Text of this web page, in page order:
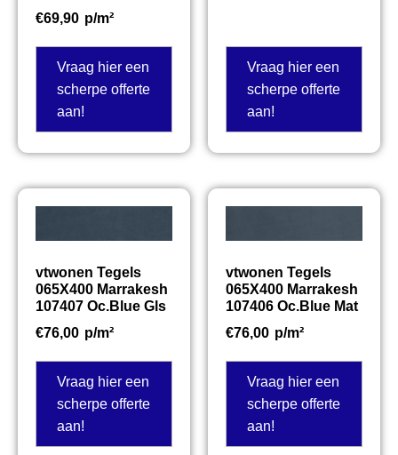
€69,90 p/m²
Vraag hier een
scherpe offerte
aan!
Vraag hier een
scherpe offerte
aan!
vtwonen Tegels
065X400 Marrakesh
107407 Oc.Blue Gls
€76,00 p/m²
Vraag hier een
scherpe offerte
aan!
vtwonen Tegels
065X400 Marrakesh
107406 Oc.Blue Mat
€76,00 p/m²
Vraag hier een
scherpe offerte
aan!